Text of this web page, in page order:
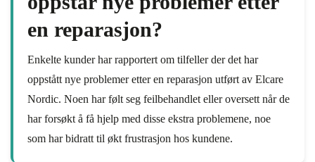
en reparasjon?
Enkelte kunder har rapportert om tilfeller der det har
oppstått nye problemer etter en reparasjon utført av Elcare
Nordic. Noen har følt seg feilbehandlet eller oversett når de
har forsøkt å få hjelp med disse ekstra problemene, noe
som har bidratt til økt frustrasjon hos kundene.